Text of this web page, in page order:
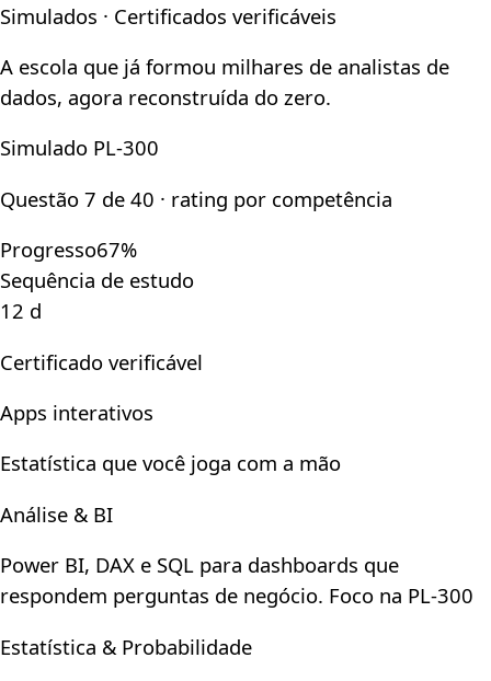
Simulados · Certificados verificáveis
A escola que já formou milhares de analistas de
dados, agora reconstruída do zero.
Simulado PL-300
Questão 7 de 40 · rating por competência
Progresso67%
Sequência de estudo
12 d
Certificado verificável
Apps interativos
Estatística que você joga com a mão
Análise & BI
Power BI, DAX e SQL para dashboards que
respondem perguntas de negócio. Foco na PL-300
Estatística & Probabilidade